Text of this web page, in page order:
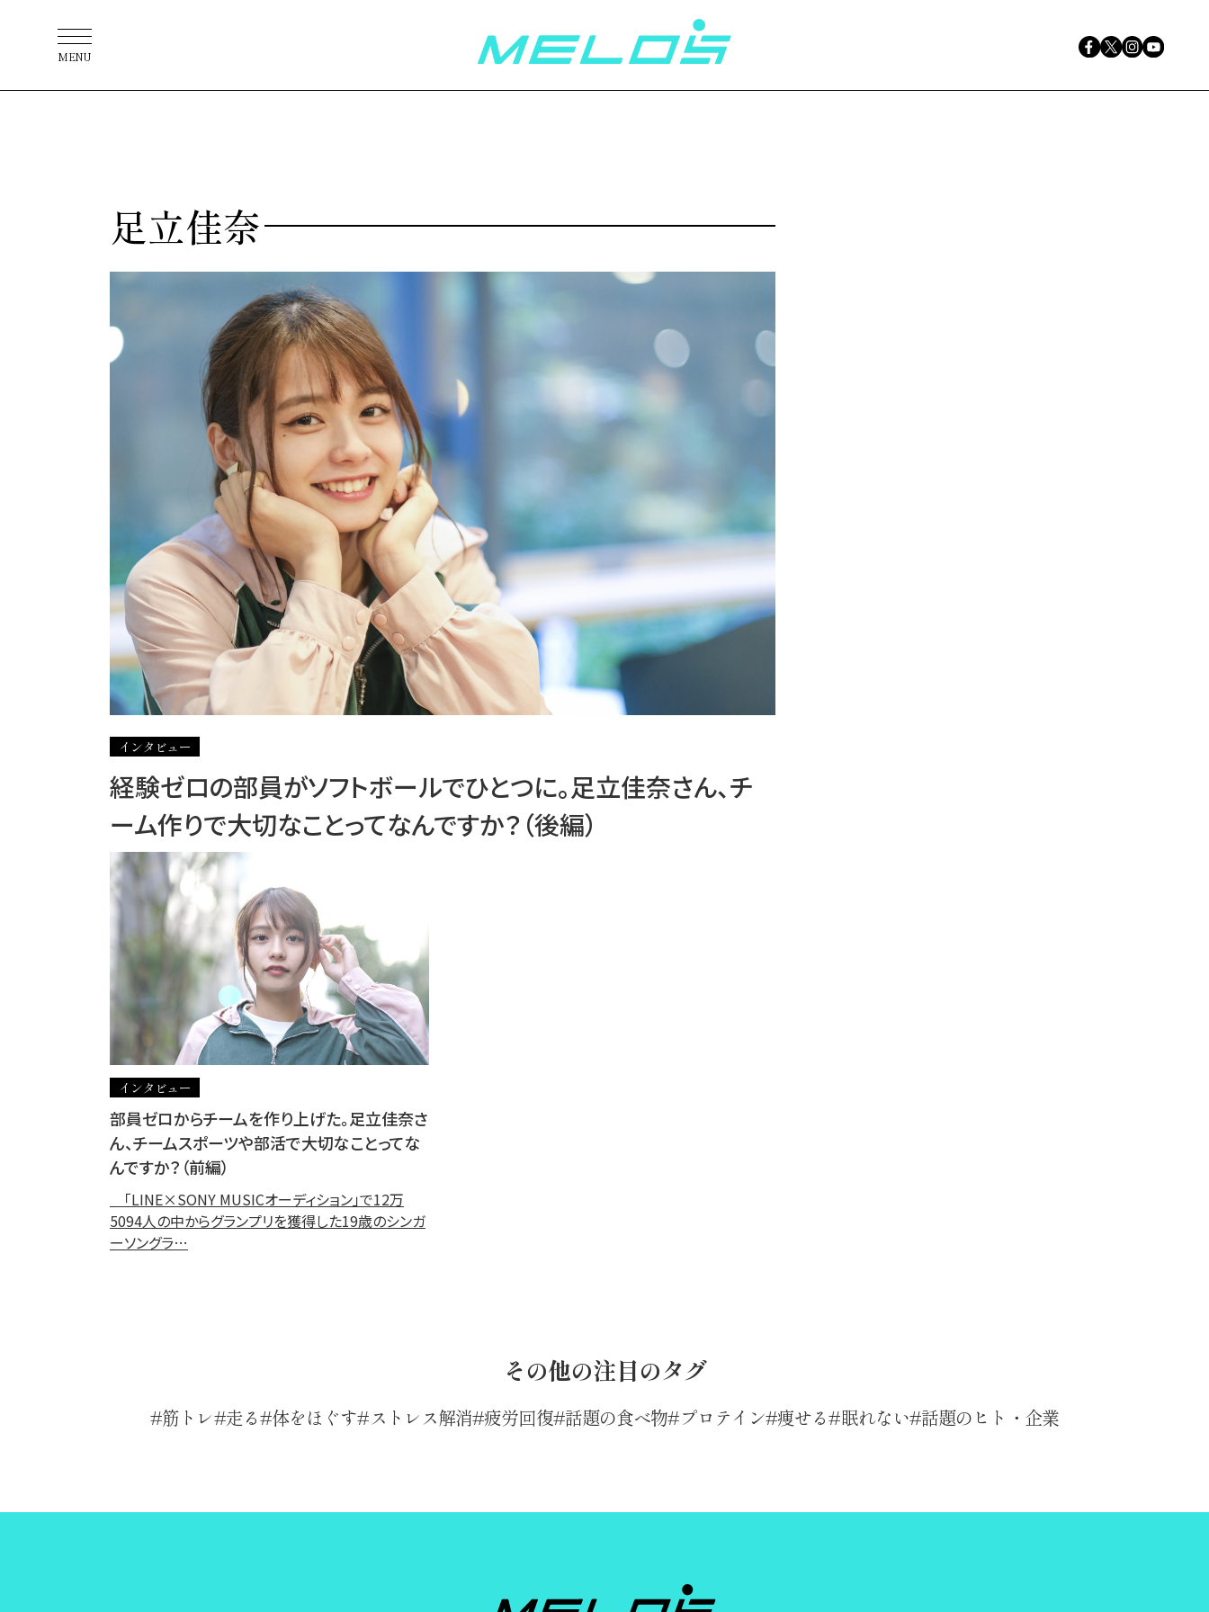
MENU
足立佳奈
インタビュー
経験ゼロの部員がソフトボールでひとつに。足立佳奈さん、チ
ーム作りで大切なことってなんですか？（後編）
インタビュー
部員ゼロからチームを作り上げた。足立佳奈さ
ん、チームスポーツや部活で大切なことってな
んですか？（前編）
「LINE×SONY MUSICオーディション」で12万
5094人の中からグランプリを獲得した19歳のシンガ
ーソングラ…
その他の注目のタグ
筋トレ 走る 体をほぐす ストレス解消 疲労回復 話題の食べ物 プロテイン 痩せる 眠れない 話題のヒト・企業